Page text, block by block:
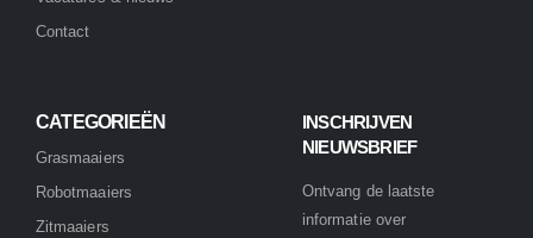
Contact
CATEGORIEËN
Grasmaaiers
Robotmaaiers
Zitmaaiers
INSCHRIJVEN
NIEUWSBRIEF
Ontvang de laatste
informatie over